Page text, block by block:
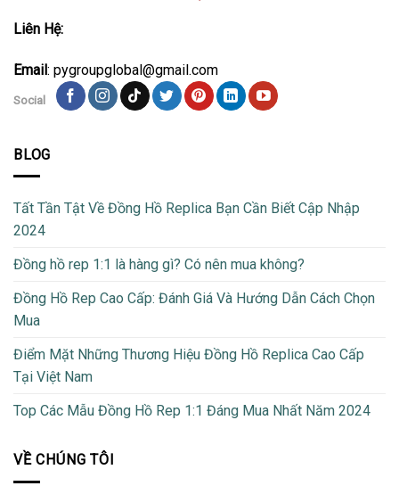
Liên Hệ:
Email: pygroupglobal@gmail.com
Social
BLOG
Tất Tần Tật Về Đồng Hồ Replica Bạn Cần Biết Cập Nhập
2024
Đồng hồ rep 1:1 là hàng gì? Có nên mua không?
Đồng Hồ Rep Cao Cấp: Đánh Giá Và Hướng Dẫn Cách Chọn
Mua
Điểm Mặt Những Thương Hiệu Đồng Hồ Replica Cao Cấp
Tại Việt Nam
Top Các Mẫu Đồng Hồ Rep 1:1 Đáng Mua Nhất Năm 2024
VỀ CHÚNG TÔI